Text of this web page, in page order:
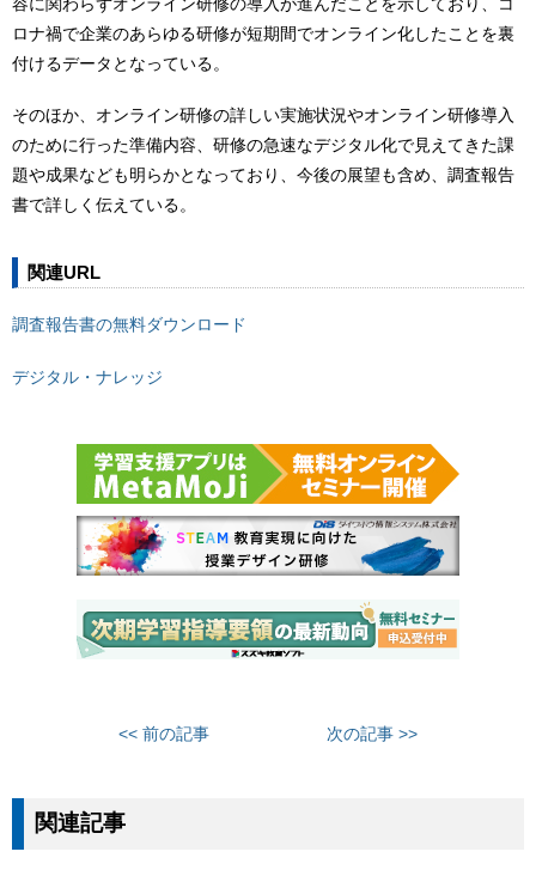
ロナ禍で企業のあらゆる研修が短期間でオンライン化したことを裏
付けるデータとなっている。
そのほか、オンライン研修の詳しい実施状況やオンライン研修導入
のために行った準備内容、研修の急速なデジタル化で見えてきた課
題や成果なども明らかとなっており、今後の展望も含め、調査報告
書で詳しく伝えている。
関連URL
調査報告書の無料ダウンロード
デジタル・ナレッジ
<< 前の記事 次の記事 >>
関連記事